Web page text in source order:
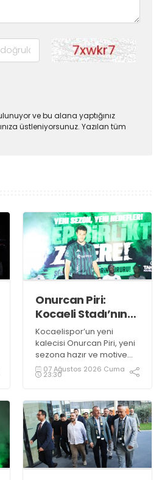
ve bu alana yaptığınız
üstleniyorsunuz. Yazılan tüm
Onurcan Piri:
Kocaeli Stadı’nın
atmosferini
biliyorum
Kocaelispor’un yeni
kalecisi Onurcan Piri, yeni
sezona hazır ve motive
olduklarını ifade etti.
07 Ağustos 2026 Cuma
23:30